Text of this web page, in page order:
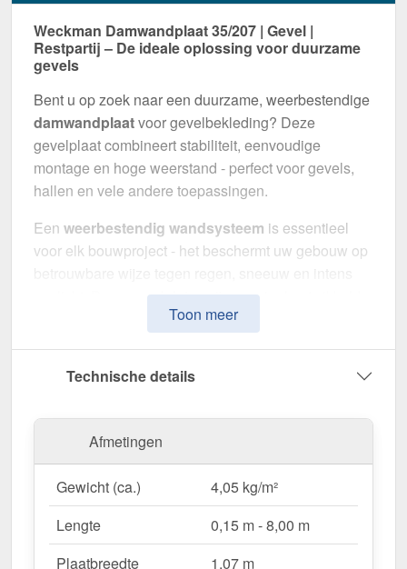
Weckman Damwandplaat 35/207 | Gevel |
Restpartij – De ideale oplossing voor duurzame
gevels
Bent u op zoek naar een duurzame, weerbestendige
damwandplaatvoor gevelbekleding? Deze
gevelplaat combineert stabiliteit, eenvoudige
montage en hoge weerstand - perfect voor gevels,
hallen en vele andere toepassingen.
Een weerbestendig wandsysteem is essentieel
voor elk bouwproject - het beschermt uw gebouw op
zonlicht. Deze gevelplaten zijn speciaal ontwikkeld
robuuste en duurzame gevelbekleding
mm, biedt het een robuuste wandoplossing. De
plaatbreedte van 1,07 m
werkende breedte van 1,035 mmaken een snelle
en efficiënte montage mogelijk. Dankzij de
polyester coating
blijft het materiaal permanent beschermd tegen
corrosie, terwijl de
profielhoogte van 35 mm
Toon meer
Technische details
Afmetingen
Gewicht (ca.)
4,05 kg/m²
Lengte
0,15 m - 8,00 m
Plaatbreedte
1,07 m